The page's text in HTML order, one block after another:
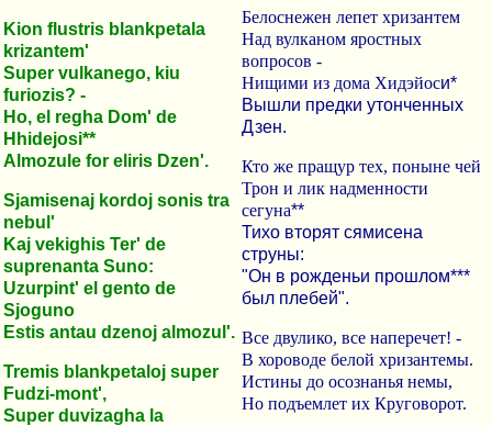
Kion flustris blankpetala
krizantem'
Super vulkanego, kiu
furiozis? -
Ho, el regha Dom' de
Hhidejosi**
Almozule for eliris Dzen'.
Sjamisenaj kordoj sonis tra
nebul'
Kaj vekighis Ter' de
suprenanta Suno:
Uzurpint' el gento de
Sjoguno
Estis antau dzenoj almozul'.
Tremis blankpetaloj super
Fudzi-mont',
Super duvizagha la
Белоснежен лепет хризантем
Над вулканом яростных
вопросов -
Нищими из дома Хидэйоси*
Вышли предки утонченных
Дзен.
Кто же пращур тех, поныне чей
Трон и лик надменности
сегуна**
Тихо вторят сямисена
струны:
"Он в рожденьи прошлом***
был плебей".
Все двулико, все наперечет! -
В хороводе белой хризантемы.
Истины до осознанья немы,
Но подъемлет их Круговорот.